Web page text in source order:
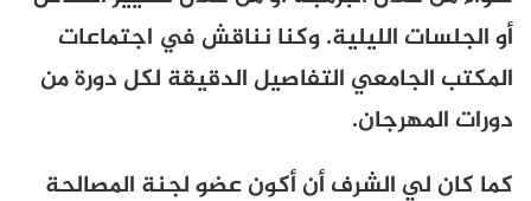
أو الجلسات الليلية. وكنا نناقش في اجتماعات
المكتب الجامعي التفاصيل الدقيقة لكل دورة من
دورات المهرجان.
كما كان لي الشرف أن أكون عضو لجنة المصالحة